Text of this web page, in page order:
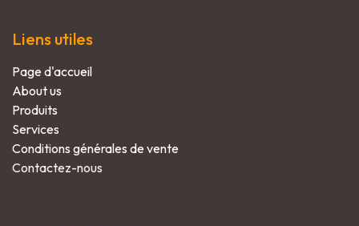
Liens utiles
Page d'accueil​
About us​
Produits
​Services​
Conditions générales de vente
Contactez-nous